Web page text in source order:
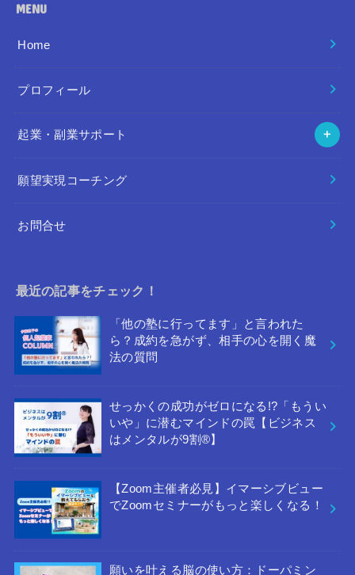
MENU
Home
プロフィール
起業・副業サポート
願望実現コーチング
お問合せ
最近の記事をチェック！
「他の塾に行ってます」と言われた
ら？成約を急がず、相手の心を開く魔
法の質問
せっかくの成功がゼロになる!?「もうい
いや」に潜むマインドの罠【ビジネス
はメンタルが9割®︎】
【Zoom主催者必見】イマーシブビュー
でZoomセミナーがもっと楽しくなる！
願いを叶える脳の使い方：ドーパミン